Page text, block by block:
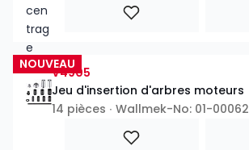
NOUVEAU
V4905
Jeu d'insertion d'arbres moteurs
14 pièces ∙ Wallmek-No: 01-00062